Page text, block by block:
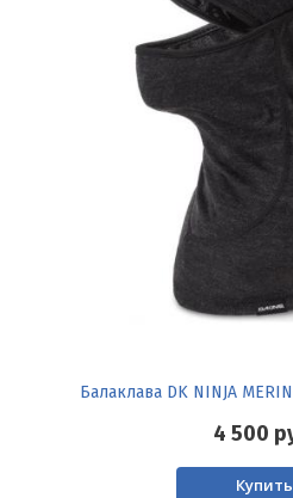
Балаклава DK NINJA
4 500
Купить